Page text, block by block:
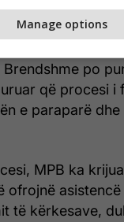
Brendshme po
që procesi i
e paraparë
MPB ka
ofrojnë
të kërkesave,
Manage options